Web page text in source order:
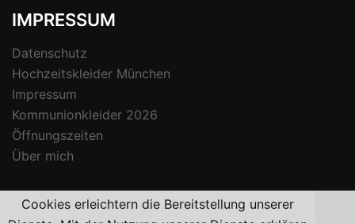
IMPRESSUM
Datenschutz
Hochzeitskleider München
Impressum
Kommunionkleider 2026
Öffnungszeiten
Über mich
Cookies erleichtern die Bereitstellung unserer